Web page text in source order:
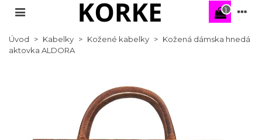
1
Úvod > Kabelky > Kožené kabelky > Kožená dámska hnedá
aktovka ALDORA